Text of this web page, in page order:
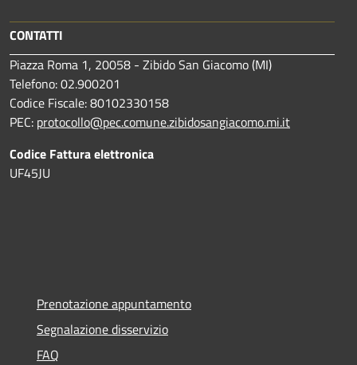
CONTATTI
Piazza Roma 1, 20058 - Zibido San Giacomo (MI)
Telefono: 02.900201
Codice Fiscale: 80102330158
PEC: protocollo@pec.comune.zibidosangiacomo.mi.it
Codice Fattura elettronica
UF45JU
Prenotazione appuntamento
Segnalazione disservizio
FAQ